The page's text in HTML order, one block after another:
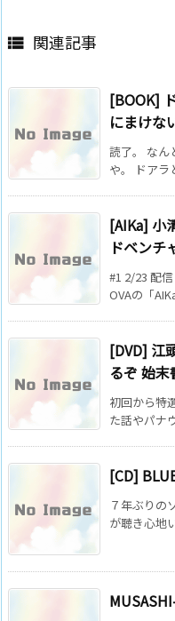
 関連記事
[BOOK]
にまけな
読了。 なん
や。 ドアラ
[AIKa] 小
ドベンチ
#1 2/23 配
OVAの「
[DVD] 江
るぞ 始
初回から特
た話やパナ
[CD]
７年ぶりの
が聴き心地